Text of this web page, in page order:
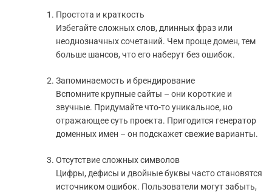
Простота и краткость
Избегайте сложных слов, длинных фраз или
неоднозначных сочетаний. Чем проще домен, тем
больше шансов, что его наберут без ошибок.
Запоминаемость и брендирование
Вспомните крупные сайты – они короткие и
звучные. Придумайте что-то уникальное, но
отражающее суть проекта. Пригодится генератор
доменных имен – он подскажет свежие варианты.
Отсутствие сложных символов
Цифры, дефисы и двойные буквы часто становятся
источником ошибок. Пользователи могут забыть,